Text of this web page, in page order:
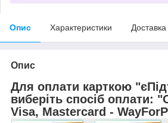
Опис Характеристики Доставка
Опис
Для оплати карткою
виберіть спосіб оплати:
Visa, Mastercard -